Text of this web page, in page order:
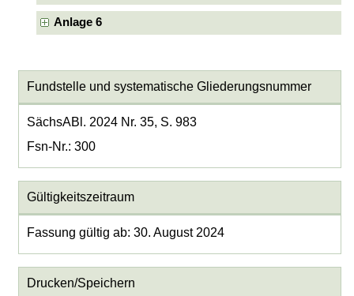
Anlage 6
Fundstelle und systematische Gliederungsnummer
SächsABl. 2024 Nr. 35, S. 983
Fsn-Nr.: 300
Gültigkeitszeitraum
Fassung gültig ab: 30. August 2024
Drucken/Speichern